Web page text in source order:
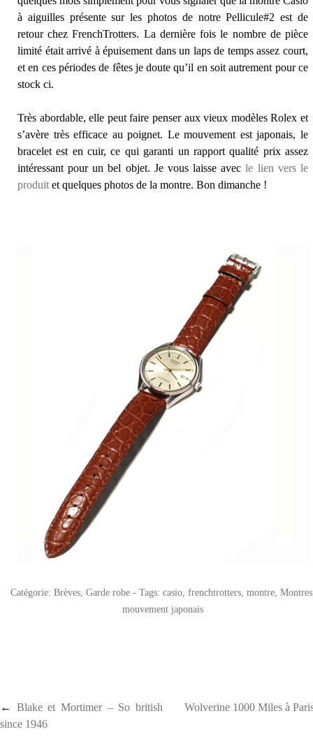
à aiguilles présente sur les photos de notre Pellicule#2 est de
retour chez FrenchTrotters. La dernière fois le nombre de pièce
limité était arrivé à épuisement dans un laps de temps assez court,
et en ces périodes de fêtes je doute qu’il en soit autrement pour ce
stock ci.
Très abordable, elle peut faire penser aux vieux modèles Rolex et
s’avère très efficace au poignet. Le mouvement est japonais, le
bracelet est en cuir, ce qui garanti un rapport qualité prix assez
intéressant pour un bel objet. Je vous laisse avecle lien vers le
produit et quelques photos de la montre. Bon dimanche !
Catégorie: Brèves Garde robe - Tags: casio frenchtrotters montre Montres
mouvement japonais
Post navigation
←
Blake et Mortimer – So british
since 1946
Wolverine 1000 Miles à